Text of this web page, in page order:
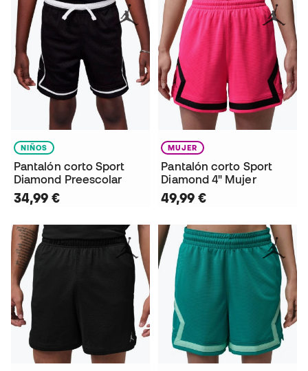
NIÑOS
Pantalón corto Sport
Diamond Preescolar
34,99 €
MUJER
Pantalón corto Sport
Diamond 4" Mujer
49,99 €